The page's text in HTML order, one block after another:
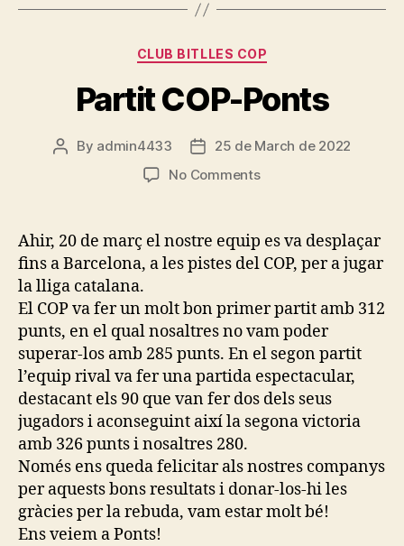
Categories
CLUB BITLLES COP
Partit COP-Ponts
Post
By admin4433
Post
date
25 de March de 2022
No Commentson
Ahir, 20 de març el nostre equip es va desplaçar
fins a Barcelona, a les pistes del COP, per a jugar
la lliga catalana.
El COP va fer un molt bon primer partit amb 312
punts, en el qual nosaltres no vam poder
superar-los amb 285 punts. En el segon partit
l’equip rival va fer una partida espectacular,
destacant els 90 que van fer dos dels seus
jugadors i aconseguint així la segona victoria
amb 326 punts i nosaltres 280.
Només ens queda felicitar als nostres companys
per aquests bons resultats i donar-los-hi les
gràcies per la rebuda, vam estar molt bé!
Ens veiem a Ponts!